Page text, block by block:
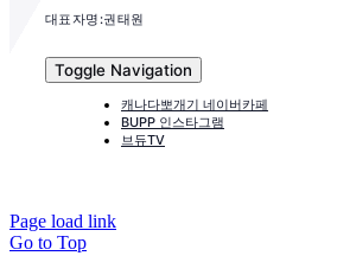
대표자명:권태원
Toggle Navigation
캐나다뽀개기 네이버카페
BUPP 인스타그램
브듀TV
Page load link
Go to Top